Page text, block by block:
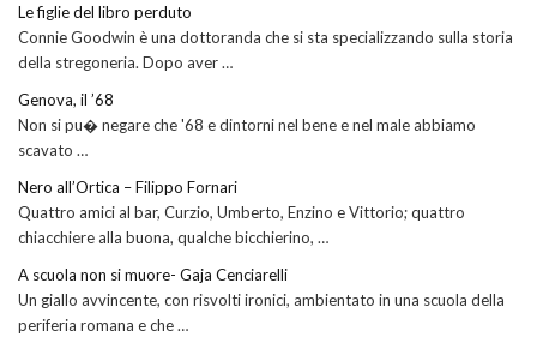
Le figlie del libro perduto
Connie Goodwin è una dottoranda che si sta specializzando sulla storia
della stregoneria. Dopo aver …
Genova, il ’68
Non si pu� negare che '68 e dintorni nel bene e nel male abbiamo
scavato …
Nero all’Ortica – Filippo Fornari
Quattro amici al bar, Curzio, Umberto, Enzino e Vittorio; quattro
chiacchiere alla buona, qualche bicchierino, …
A scuola non si muore- Gaja Cenciarelli
Un giallo avvincente, con risvolti ironici, ambientato in una scuola della
periferia romana e che …